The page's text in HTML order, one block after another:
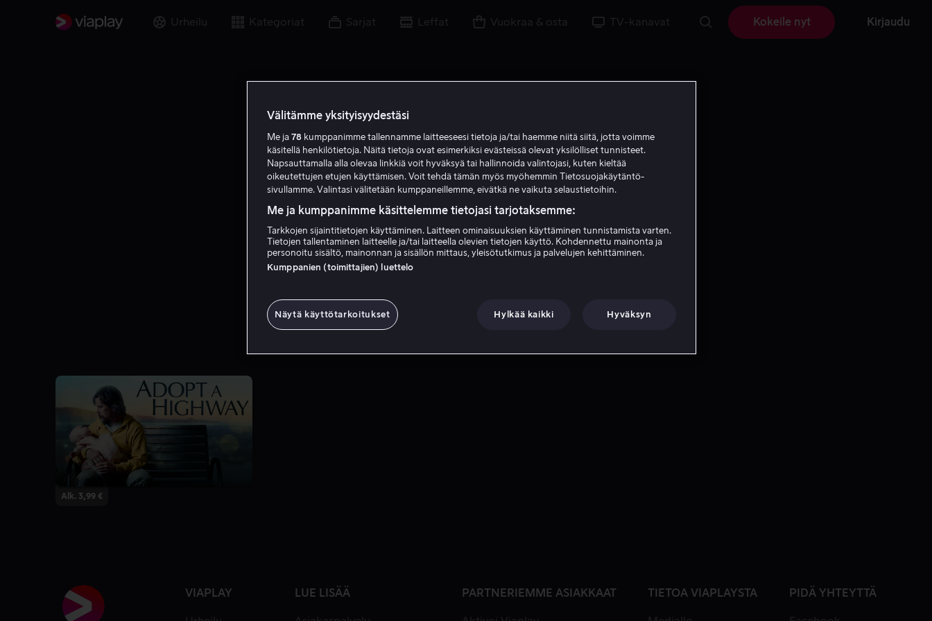
Urheilu Kategoriat Sarjat Leffat Vuokraa & osta TV-kanavat Kokeile nyt Kirjaudu
Anne-Marie Johnson
Alk. 3,99 €
VIAPLAY LUE LISÄÄ PARTNERIEMME ASIAKKAAT TIETOA VIAPLAYSTA PIDÄ YHTEYTTÄ
Välitämme yksityisyydestäsi
Me ja 78 kumppanimme tallennamme laitteeseesi tietoja ja/tai haemme niitä siitä, jotta voimme
käsitellä henkilötietoja. Näitä tietoja ovat esimerkiksi evästeissä olevat yksilölliset tunnisteet.
Napsauttamalla alla olevaa linkkiä voit hyväksyä tai hallinnoida valintojasi, kuten kieltää
oikeutettujen etujen käyttämisen. Voit tehdä tämän myös myöhemmin Tietosuojakäytäntö-
sivullamme. Valintasi välitetään kumppaneillemme, eivätkä ne vaikuta selaustietoihin.
Me ja kumppanimme käsittelemme tietojasi tarjotaksemme:
Tarkkojen sijaintitietojen käyttäminen. Laitteen ominaisuuksien käyttäminen tunnistamista varten.
Tietojen tallentaminen laitteelle ja/tai laitteella olevien tietojen käyttö. Kohdennettu mainonta ja
personoitu sisältö, mainonnan ja sisällön mittaus, yleisötutkimus ja palvelujen kehittäminen.
Kumppanien (toimittajien) luettelo
Näytä käyttötarkoitukset Hylkää kaikki Hyväksyn